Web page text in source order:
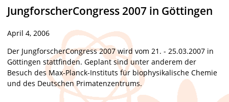
JungforscherCongress 2007 in Göttingen
April 4, 2006
Der JungforscherCongress 2007 wird vom 21. - 25.03.2007 in
Göttingen stattfinden. Geplant sind unter anderem der
Besuch des Max-Planck-Instituts für biophysikalische Chemie
und des Deutschen Primatenzentrums.